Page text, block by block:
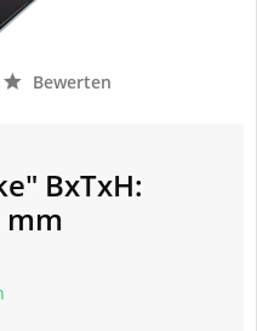
Bewerten
BxTxH:
mm